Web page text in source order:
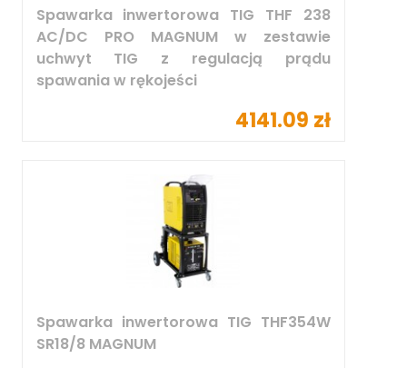
Spawarka inwertorowa TIG THF 238
AC/DC PRO MAGNUM w zestawie
uchwyt TIG z regulacją prądu
spawania w rękojeści
4141.09 zł
Spawarka inwertorowa TIG THF354W
SR18/8 MAGNUM